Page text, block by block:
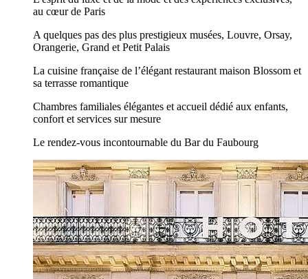
au cœur de Paris
A quelques pas des plus prestigieux musées, Louvre, Orsay,
Orangerie, Grand et Petit Palais
La cuisine française de l’élégant restaurant maison Blossom et
sa terrasse romantique
Chambres familiales élégantes et accueil dédié aux enfants,
confort et services sur mesure
Le rendez-vous incontournable du Bar du Faubourg